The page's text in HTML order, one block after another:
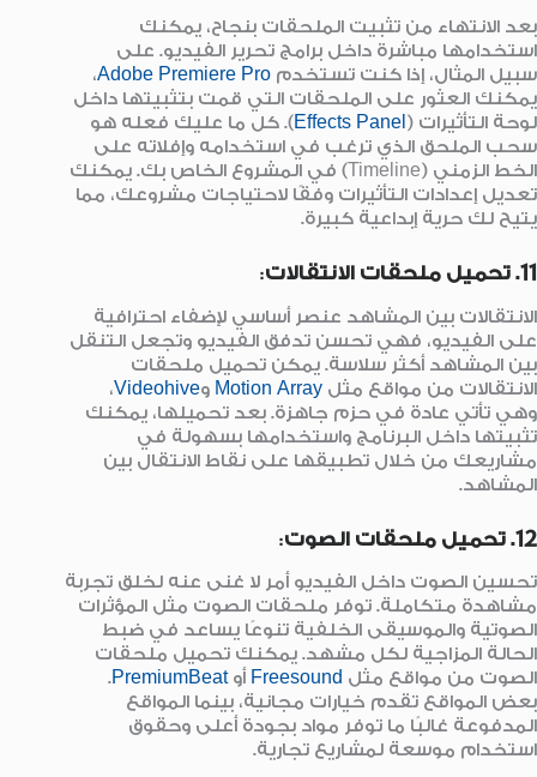
بعد الانتهاء من تثبيت الملحقات بنجاح، يمكنك
استخدامها مباشرة داخل برامج تحرير الفيديو. على
سبيل المثال، إذا كنت تستخدم Adobe Premiere Pro،
يمكنك العثور على الملحقات التي قمت بتثبيتها داخل
لوحة التأثيرات ( Effects Panel). كل ما عليك فعله هو
سحب الملحق الذي ترغب في استخدامه وإفلاته على
الخط الزمني (Timeline) في المشروع الخاص بك. يمكنك
تعديل إعدادات التأثيرات وفقًا لاحتياجات مشروعك، مما
يتيح لك حرية إبداعية كبيرة.
11. تحميل ملحقات الانتقالات :
الانتقالات بين المشاهد عنصر أساسي لإضفاء احترافية
على الفيديو، فهي تحسن تدفق الفيديو وتجعل التنقل
بين المشاهد أكثر سلاسة. يمكن تحميل ملحقات
الانتقالات من مواقع مثل Motion Array وVideohive،
وهي تأتي عادة في حزم جاهزة. بعد تحميلها، يمكنك
تثبيتها داخل البرنامج واستخدامها بسهولة في
مشاريعك من خلال تطبيقها على نقاط الانتقال بين
المشاهد.
12. تحميل ملحقات الصوت :
تحسين الصوت داخل الفيديو أمر لا غنى عنه لخلق تجربة
مشاهدة متكاملة. توفر ملحقات الصوت مثل المؤثرات
الصوتية والموسيقى الخلفية تنوعًا يساعد في ضبط
الحالة المزاجية لكل مشهد. يمكنك تحميل ملحقات
الصوت من مواقع مثل Freesound أوPremiumBeat
.
بعض المواقع تقدم خيارات مجانية، بينما المواقع
المدفوعة غالبًا ما توفر مواد بجودة أعلى وحقوق
استخدام موسعة لمشاريع تجارية.